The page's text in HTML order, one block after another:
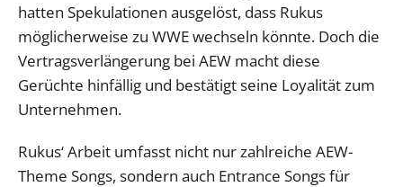
hatten Spekulationen ausgelöst, dass Rukus
möglicherweise zu WWE wechseln könnte. Doch die
Vertragsverlängerung bei AEW macht diese
Gerüchte hinfällig und bestätigt seine Loyalität zum
Unternehmen.
Rukus‘ Arbeit umfasst nicht nur zahlreiche AEW-
Theme Songs, sondern auch Entrance Songs für